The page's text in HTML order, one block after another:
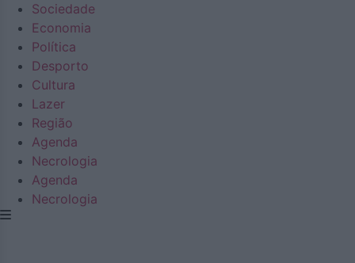
Sociedade
Economia
Política
Desporto
Cultura
Lazer
Região
Agenda
Necrologia
Agenda
Necrologia